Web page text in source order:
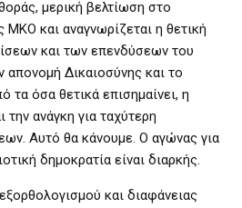
μερική βελτίωση στο
ΜΚΟ και αναγνωρίζεται η θετική
και των επενδύσεων του
Δικαιοσύνης και το
τα όσα θετικά επισημαίνει, η
την ανάγκη για ταχύτερη
Αυτό θα κάνουμε. Ο αγώνας για
δημοκρατία είναι διαρκής.
και διαφάνειας